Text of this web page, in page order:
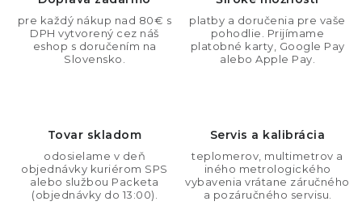
pre každý nákup nad 80€ s
DPH vytvorený cez náš
eshop s doručením na
Slovensko.
platby a doručenia pre vaše
pohodlie. Prijímame
platobné karty, Google Pay
alebo Apple Pay.
Tovar skladom
odosielame v deň
objednávky kuriérom SPS
alebo službou Packeta
(objednávky do 13:00).
Servis a kalibrácia
teplomerov, multimetrov a
iného metrologického
vybavenia vrátane záručného
a pozáručného servisu.